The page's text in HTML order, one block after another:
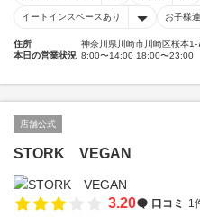
イートインスペースあり お子様
住所
神奈川県川崎市川崎区桜本1-
本日の営業状況 8:00〜14:00 18:00〜23:00
店舗公式
STORK VEGAN
3.20 口コミ 1